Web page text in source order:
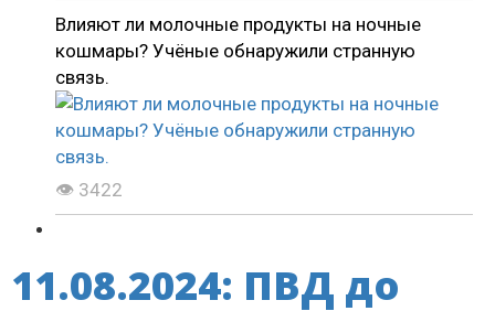
Влияют ли молочные продукты на ночные
кошмары? Учёные обнаружили странную
связь.
👁 3422
11.08.2024: ПВД до